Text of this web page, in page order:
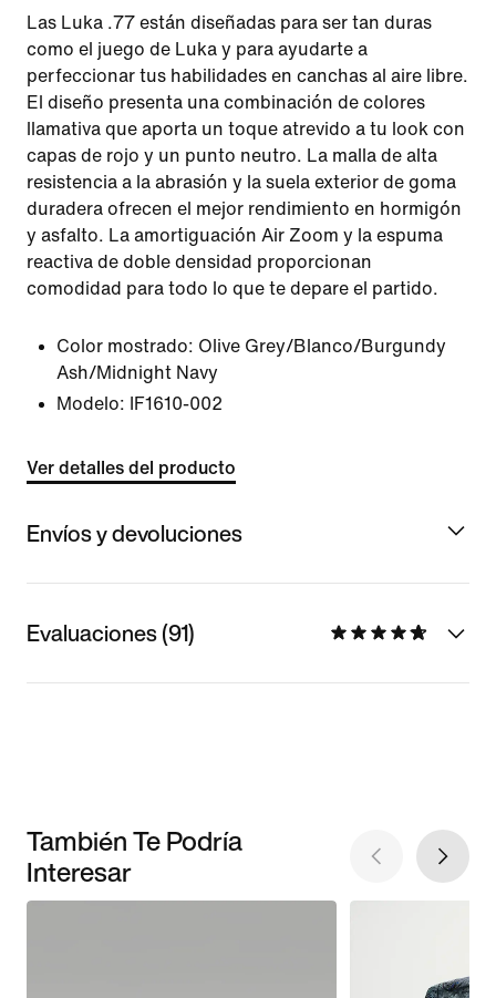
Las Luka .77 están diseñadas para ser tan duras
como el juego de Luka y para ayudarte a
perfeccionar tus habilidades en canchas al aire libre.
El diseño presenta una combinación de colores
llamativa que aporta un toque atrevido a tu look con
capas de rojo y un punto neutro. La malla de alta
resistencia a la abrasión y la suela exterior de goma
duradera ofrecen el mejor rendimiento en hormigón
y asfalto. La amortiguación Air Zoom y la espuma
reactiva de doble densidad proporcionan
comodidad para todo lo que te depare el partido.
Color mostrado: Olive Grey/Blanco/Burgundy
Ash/Midnight Navy
Modelo:
IF1610-002
Ver detalles del producto
Envíos y devoluciones
Evaluaciones (91)
También Te Podría
Interesar